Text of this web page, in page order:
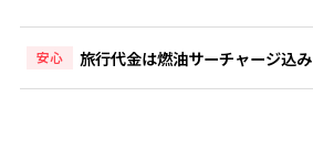
安心 旅行代金は燃油サーチャージ込み